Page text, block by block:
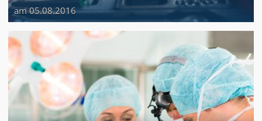
am 05.08.2016